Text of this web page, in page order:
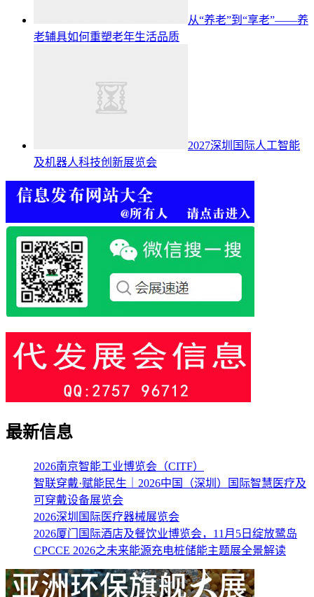
从“养老”到“享老”——养
老辅具如何重塑老年生活品质
2027深圳国际人工智能
及机器人科技创新展览会
最新信息
2026南京智能工业博览会（CITF）
智联穿戴·赋能民生｜2026中国（深圳）国际智慧医疗及
可穿戴设备展览会
2026深圳国际医疗器械展览会
2026厦门国际酒店及餐饮业博览会，11月5日绽放鹭岛
CPCCE 2026之未来能源充电桩储能主题展全景解读